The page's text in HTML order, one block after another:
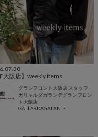
大阪店】weekly items
グランフロント大阪店 スタッフ
ガリャルダガランテグランフロン
ト大阪店
GALLARDAGALANTE